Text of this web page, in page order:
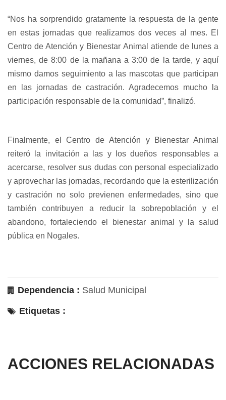
“Nos ha sorprendido gratamente la respuesta de la gente
en estas jornadas que realizamos dos veces al mes. El
Centro de Atención y Bienestar Animal atiende de lunes a
viernes, de 8:00 de la mañana a 3:00 de la tarde, y aquí
mismo damos seguimiento a las mascotas que participan
en las jornadas de castración. Agradecemos mucho la
participación responsable de la comunidad”, finalizó.
Finalmente, el Centro de Atención y Bienestar Animal
reiteró la invitación a las y los dueños responsables a
acercarse, resolver sus dudas con personal especializado
y aprovechar las jornadas, recordando que la esterilización
y castración no solo previenen enfermedades, sino que
también contribuyen a reducir la sobrepoblación y el
abandono, fortaleciendo el bienestar animal y la salud
pública en Nogales.
Dependencia : Salud Municipal
Etiquetas :
ACCIONES RELACIONADAS